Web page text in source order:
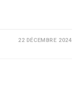
22 DÉCEMBRE 2024